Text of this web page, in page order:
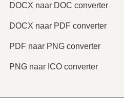
DOCX naar DOC converter
DOCX naar PDF converter
PDF naar PNG converter
PNG naar ICO converter